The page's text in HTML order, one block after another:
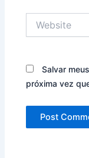
Salvar
próxima vez